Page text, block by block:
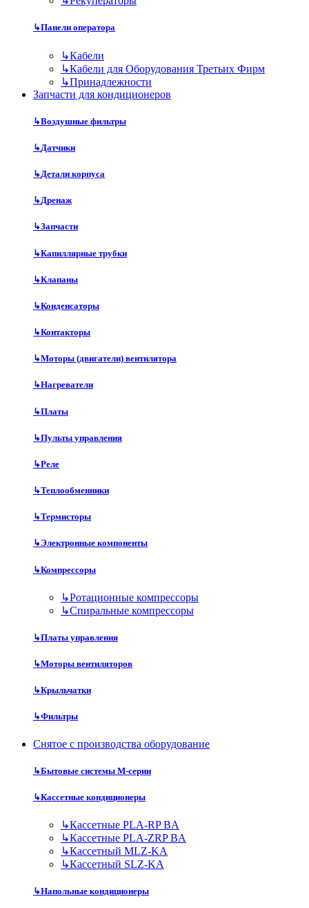
↳Панели оператора
↳Кабели
↳Кабели для Оборудования Третьих Фирм
↳Принадлежности
Запчасти для кондиционеров
↳Воздушные фильтры
↳Датчики
↳Детали корпуса
↳Дренаж
↳Запчасти
↳Капиллярные трубки
↳Клапаны
↳Конденсаторы
↳Контакторы
↳Моторы (двигатели) вентилятора
↳Нагреватели
↳Платы
↳Пульты управления
↳Реле
↳Теплообменники
↳Термисторы
↳Электронные компоненты
↳Компрессоры
↳Ротационные компрессоры
↳Спиральные компрессоры
↳Платы управления
↳Моторы вентиляторов
↳Крыльчатки
↳Фильтры
Снятое с производства оборудование
↳Бытовые системы M-серии
↳Кассетные кондиционеры
↳Кассетные PLA-RP BA
↳Кассетные PLA-ZRP BA
↳Кассетный MLZ-KA
↳Кассетный SLZ-KA
↳Напольные кондиционеры